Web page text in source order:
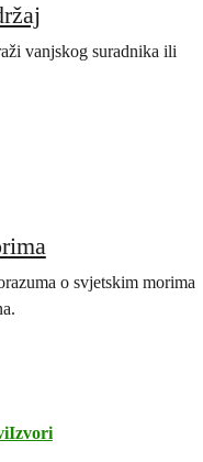
vanjskog suradnika ili
o svjetskim morima